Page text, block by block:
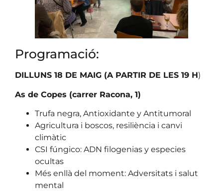
Programació:
DILLUNS 18 DE MAIG (A PARTIR DE LES 19 H)
As de Copes (carrer Racona, 1)
Trufa negra, Antioxidante y Antitumoral
Agricultura i boscos, resiliència i canvi
climàtic
CSI fúngico: ADN filogenias y especies
ocultas
Més enllà del moment: Adversitats i salut
mental